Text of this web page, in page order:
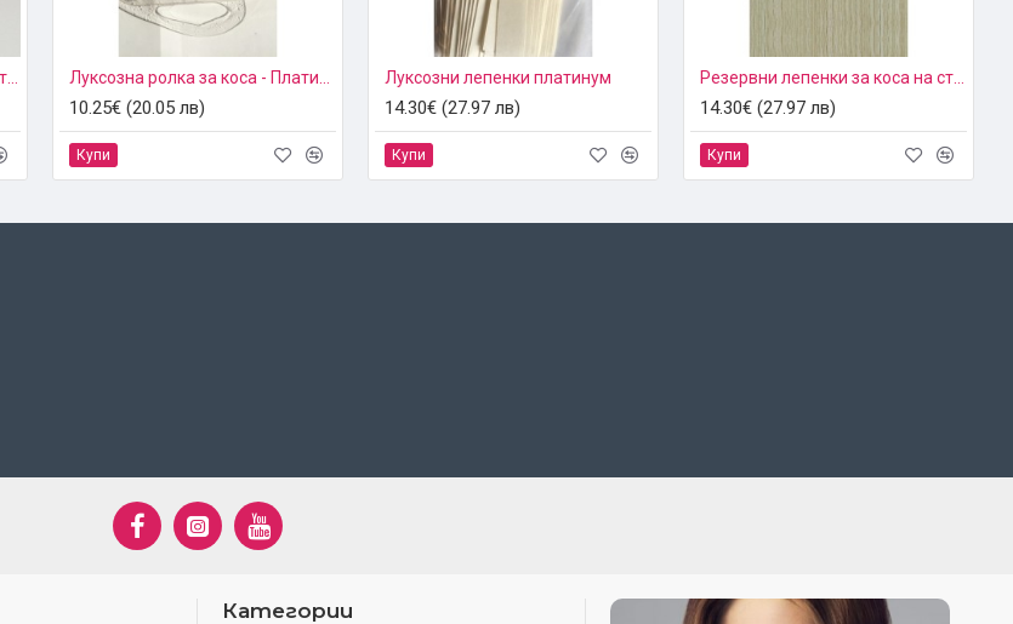
Резервни лепенки за коса на стикери 2 Луксозна ролка за коса - Платинум
10.25€ (20.05 лв)
Купи
Луксозни лепенки платинум
14.30€ (27.97 лв)
Купи
Резервни лепенки за коса на стикери
14.30€ (27.97 лв)
Купи
Категории